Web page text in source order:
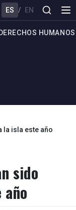
ES / EN
DERECHOS HUMANOS
la isla este año
sido